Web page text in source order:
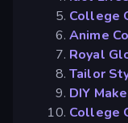
College
Anime
Royal
Tailor
DIY
College